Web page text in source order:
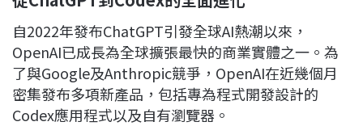
自2022年發布ChatGPT引發全球AI熱潮以來，
OpenAI已成長為全球擴張最快的商業實體之一。為
了與Google及Anthropic競爭，OpenAI在近幾個月
密集發布多項新產品，包括專為程式開發設計的
Codex應用程式以及自有瀏覽器。